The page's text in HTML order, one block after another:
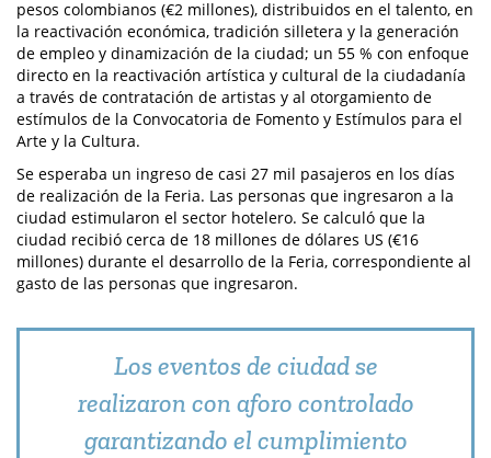
pesos colombianos (€2 millones), distribuidos en el talento, en
la reactivación económica, tradición silletera y la generación
de empleo y dinamización de la ciudad; un 55 % con enfoque
directo en la reactivación artística y cultural de la ciudadanía
a través de contratación de artistas y al otorgamiento de
estímulos de la Convocatoria de Fomento y Estímulos para el
Arte y la Cultura.
Se esperaba un ingreso de casi 27 mil pasajeros en los días
de realización de la Feria. Las personas que ingresaron a la
ciudad estimularon el sector hotelero. Se calculó que la
ciudad recibió cerca de 18 millones de dólares US (€16
millones) durante el desarrollo de la Feria, correspondiente al
gasto de las personas que ingresaron.
Los eventos de ciudad se
realizaron con aforo controlado
garantizando el cumplimiento